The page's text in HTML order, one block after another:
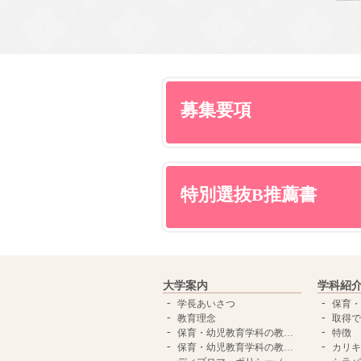
募集要項
特別選抜B推薦書
大学案内
学長あいさつ
教育理念
保育・幼児教育学科の教育理念
保育・幼児教育学科の教育目標
学科紹
保育・
取得で
特徴
カリ